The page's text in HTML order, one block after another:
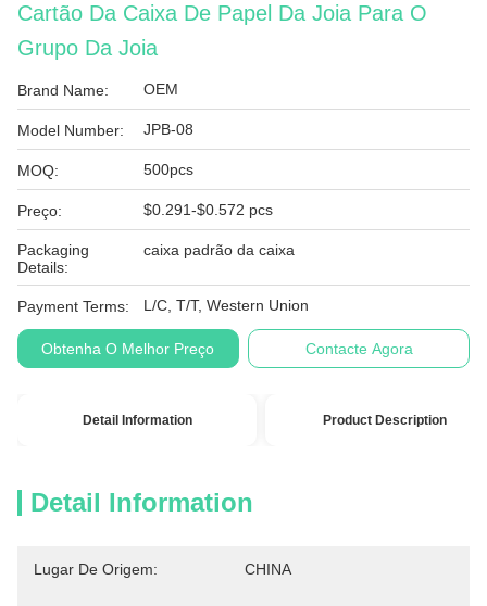
Cartão Da Caixa De Papel Da Joia Para O
Grupo Da Joia
Brand Name: OEM
Model Number: JPB-08
MOQ: 500pcs
Preço: $0.291-$0.572 pcs
Packaging
Details:
caixa padrão da caixa
Payment Terms: L/C, T/T, Western Union
Obtenha O Melhor Preço Contacte Agora
Detail Information Product Description
Detail Information
Lugar De Origem: CHINA